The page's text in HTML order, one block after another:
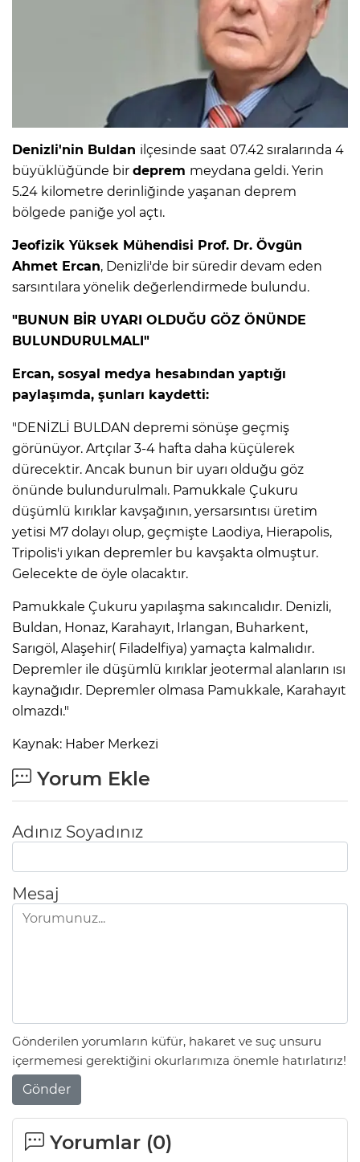
Denizli'nin Buldan ilçesinde saat 07.42 sıralarında 4
büyüklüğünde bir deprem meydana geldi. Yerin
5.24 kilometre derinliğinde yaşanan deprem
bölgede paniğe yol açtı.
Jeofizik Yüksek Mühendisi Prof. Dr. Övgün
Ahmet Ercan, Denizli'de bir süredir devam eden
sarsıntılara yönelik değerlendirmede bulundu.
"BUNUN BİR UYARI OLDUĞU GÖZ ÖNÜNDE
BULUNDURULMALI"
Ercan, sosyal medya hesabından yaptığı
paylaşımda, şunları kaydetti:
"DENİZLİ BULDAN depremi sönüşe geçmiş
görünüyor. Artçılar 3-4 hafta daha küçülerek
dürecektir. Ancak bunun bir uyarı olduğu göz
önünde bulundurulmalı. Pamukkale Çukuru
düşümlü kırıklar kavşağının, yersarsıntısı üretim
yetisi M7 dolayı olup, geçmişte Laodiya, Hierapolis,
Tripolis'i yıkan depremler bu kavşakta olmuştur.
Gelecekte de öyle olacaktır.
Pamukkale Çukuru yapılaşma sakıncalıdır. Denizli,
Buldan, Honaz, Karahayıt, Irlangan, Buharkent,
Sarıgöl, Alaşehir( Filadelfiya) yamaçta kalmalıdır.
Depremler ile düşümlü kırıklar jeotermal alanların ısı
kaynağıdır. Depremler olmasa Pamukkale, Karahayıt
olmazdı."
Kaynak: Haber Merkezi
Yorum Ekle
Adınız Soyadınız
Mesaj
Gönderilen yorumların küfür, hakaret ve suç unsuru
içermemesi gerektiğini okurlarımıza önemle hatırlatırız!
Gönder
Yorumlar (0)